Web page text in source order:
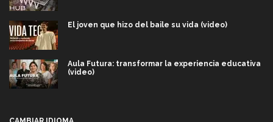
El joven que hizo del baile su vida (video)
Aula Futura: transformar la experiencia educativa
(video)